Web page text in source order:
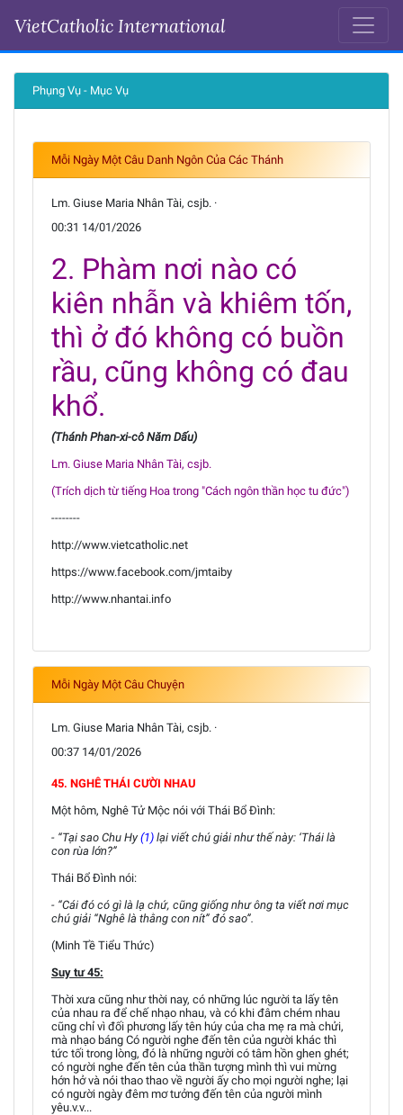
VietCatholic International
Ngày 14-01-2026
Phụng Vụ - Mục Vụ
Mỗi Ngày Một Câu Danh Ngôn Của Các Thánh
Lm. Giuse Maria Nhân Tài, csjb. ·
00:31 14/01/2026
2. Phàm nơi nào có
kiên nhẫn và khiêm tốn,
thì ở đó không có buồn
rầu, cũng không có đau
khổ.
(Thánh Phan-xi-cô Năm Dấu)
Lm. Giuse Maria Nhân Tài, csjb.
(Trích dịch từ tiếng Hoa trong "Cách ngôn thần học tu đức")
--------
http://www.vietcatholic.net
https://www.facebook.com/jmtaiby
http://www.nhantai.info
Mỗi Ngày Một Câu Chuyện
Lm. Giuse Maria Nhân Tài, csjb. ·
00:37 14/01/2026
45. NGHÊ THÁI CƯỜI NHAU
Một hôm, Nghê Tử Mộc nói với Thái Bổ Đình:
- “Tại sao Chu Hy(1) lại viết chú giải như thế này: ‘Thái là
con rùa lớn?”
Thái Bổ Đình nói:
- “Cái đó có gì là lạ chứ, cũng giống như ông ta viết nơi mục
chú giải “Nghê là thằng con nít” đó sao”.
(Minh Tề Tiểu Thức)
Suy tư 45:
Thời xưa cũng như thời nay, có những lúc người ta lấy tên
của nhau ra để chế nhạo nhau, và có khi đâm chém nhau
cũng chỉ vì đối phương lấy tên húy của cha mẹ ra mà chửi,
mà nhạo báng Có người nghe đến tên của người khác thì
tức tối trong lòng, đó là những người có tâm hồn ghen ghét;
có người nghe đến tên của thần tượng mình thì vui mừng
hớn hở và nói thao thao về người ấy cho mọi người nghe; lại
có người ngày đêm mơ tưởng đến tên của người mình
yêu.v.v...